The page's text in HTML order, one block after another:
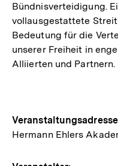
Bündnisverteidigung.
vollausgestattete
Bedeutung für die
unserer Freiheit in
Alliierten und Partnern.
Hinweise
zur
Veranstaltung
Hermann Ehlers